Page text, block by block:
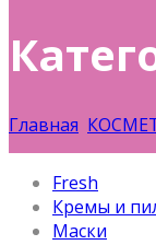
Главная
Fresh
Кремы и
Маски